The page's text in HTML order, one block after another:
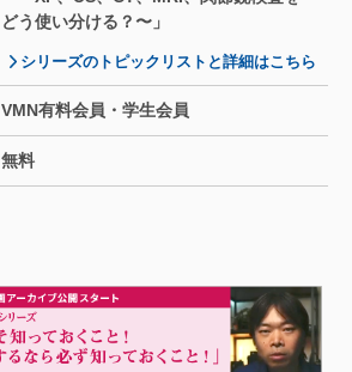
どう使い分ける？〜」
シリーズのトピックリストと詳細はこちら
VMN有料会員・学生会員
無料